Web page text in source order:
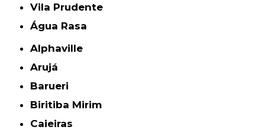
Vila Prudente
Água Rasa
Alphaville
Arujá
Barueri
Biritiba Mirim
Caieiras